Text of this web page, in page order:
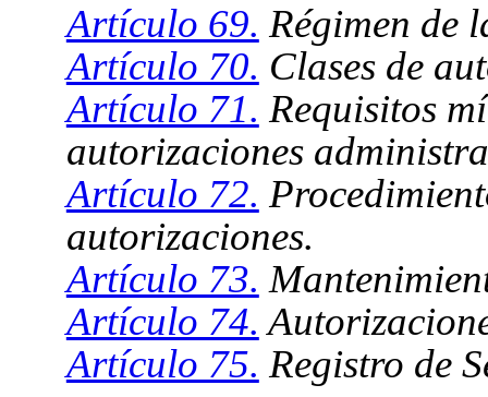
Artículo 69. Régimen de
Artículo 70. Clases de
Artículo 71. Requisitos
autorizaciones
Artículo 72.
autorizaciones.
Artículo 73.
Artículo 74.
Artículo 75. Registro de